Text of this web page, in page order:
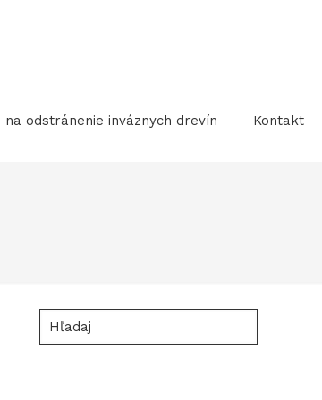
na odstránenie inváznych drevín Kontakt
Hľadaj